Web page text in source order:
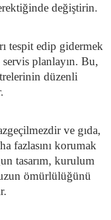
değiştirin.
tespit edip gidermek
planlayın. Bu,
düzenli
ve gıda,
fazlasını korumak
tasarım, kurulum
ömürlülüğünü